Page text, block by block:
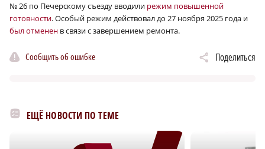
№ 26 по Печерскому съезду вводили режим повышенной
готовности. Особый режим действовал до 27 ноября 2025 года и
был отменен в связи с завершением ремонта.
Сообщить об ошибке Поделиться
ЕЩЁ НОВОСТИ ПО ТЕМЕ